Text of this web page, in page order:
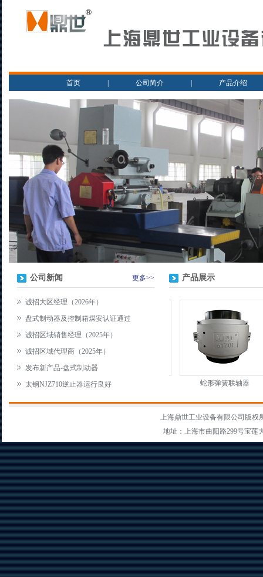
首页 公司简介 产品介绍
公司新闻 更多>>
诚招大区经理（2026年）
盘式制动器及控制箱煤安认证通过
诚招区域销售经理（2025年）
诚招区域代理商（2025年）
发布新产品-盘式制动器
太钢NJZ710逆止器运行良好
产品展示
型逆止器 NF型逆止器 蛇形弹簧联轴器
上海鼎世工业设备有限公司版权
地址：上海市曲阳路299号宝莲